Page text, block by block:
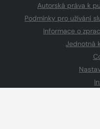
Autorská práva k
Podmínky pro užívání
Informace o
Jednotná